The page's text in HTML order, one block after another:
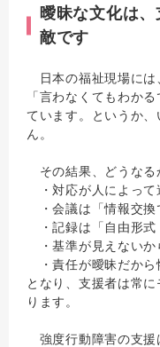
曖昧な文化は
敵です
日本の福祉現場には
「言わなくてもわか
ています。というか
ん。
その結果、どうなる
・対応が人によって
・会議は「情報交換
・記録は「自由形式
・基準が見えないか
・責任が曖昧だから
となり、支援者は常
ります。
強度行動障害の支援